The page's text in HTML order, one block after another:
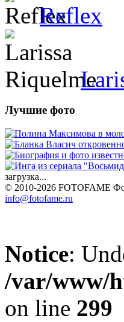
Reflex
Лучшие фото
загрузка...
© 2010-2026 FOTOFAME
info@fotofame.ru
Notice:
/var/www/
on line 299